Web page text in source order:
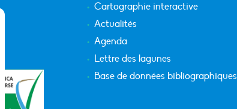
Cartographie interactive
Actualités
Agenda
Lettre des lagunes
Base de données bibliographiques